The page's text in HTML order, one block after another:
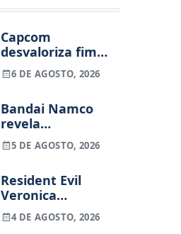
Capcom
desvaloriza fim
dos jogos físicos
na PlayStation
6 DE AGOSTO, 2026
Bandai Namco
revela
alinhamento para
a Tokyo Game
5 DE AGOSTO, 2026
Resident Evil
Veronica
ultrapassa os 2
milhões de
4 DE AGOSTO, 2026